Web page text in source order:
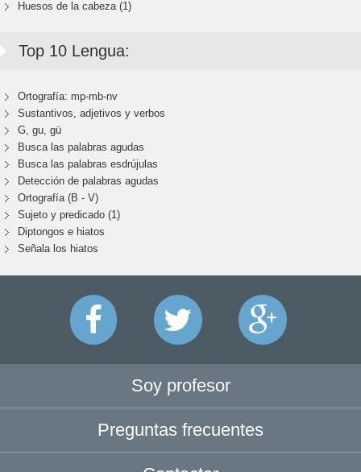
Huesos de la cabeza (1)
Top 10 Lengua:
Ortografía: mp-mb-nv
Sustantivos, adjetivos y verbos
G, gu, gü
Busca las palabras agudas
Busca las palabras esdrújulas
Detección de palabras agudas
Ortografía (B - V)
Sujeto y predicado (1)
Diptongos e hiatos
Señala los hiatos
Soy profesor
Preguntas frecuentes